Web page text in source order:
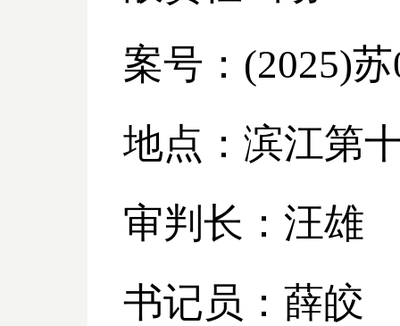
案号： (2025)
地点：滨江第
审判长：汪雄
书记员：薛皎